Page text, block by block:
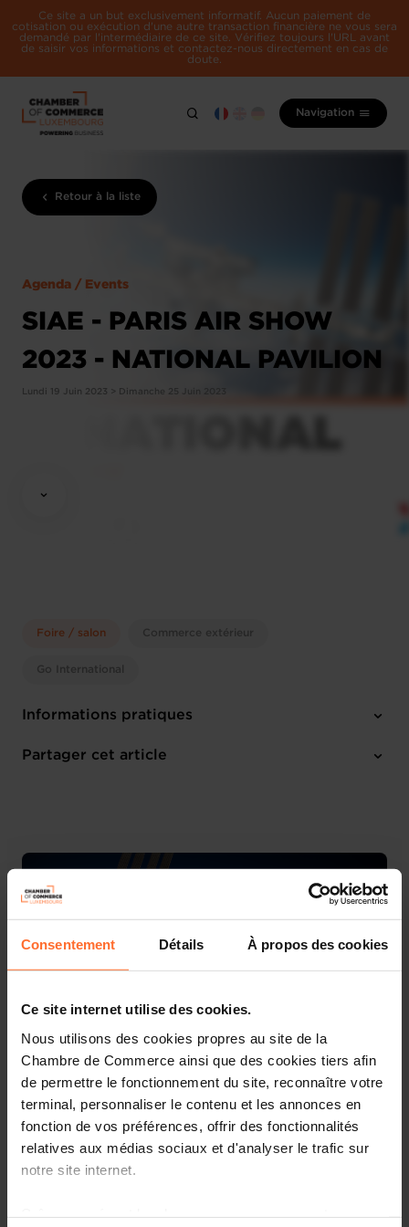
Consentement Détails À propos des cookies
Ce site internet utilise des cookies.
Nous utilisons des cookies propres au site de la
Chambre de Commerce ainsi que des cookies tiers afin
de permettre le fonctionnement du site, reconnaître votre
terminal, personnaliser le contenu et les annonces en
fonction de vos préférences, offrir des fonctionnalités
relatives aux médias sociaux et d'analyser le trafic sur
notre site internet.
Ce site a un but exclusivement informatif. Aucun paiement de
cotisation ou exécution d'une autre transaction financière ne vous sera
demandé par l'intermédiaire de ce site. Vérifiez toujours l'URL avant
de saisir vos informations et contactez-nous directement en cas de
doute.
Navigation
Retour à la liste
Agenda / Events
SIAE - PARIS AIR SHOW
2023 - NATIONAL PAVILION
Lundi 19 Juin 2023 > Dimanche 25 Juin 2023
Foire / salon Commerce extérieur
Go International
Informations pratiques
Lundi 19 Juin 2023 > Dimanche 25 Juin 2023
Partager cet article
The International Paris Air Show is the largest
Aeronautic & Space event in the world with more than
2,450 exhibitors from 49 countries and 140,000 visitors
from 185 countries in the last edition (2019).